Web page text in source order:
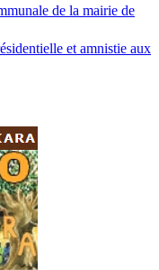
de la mairie de
et amnistie aux